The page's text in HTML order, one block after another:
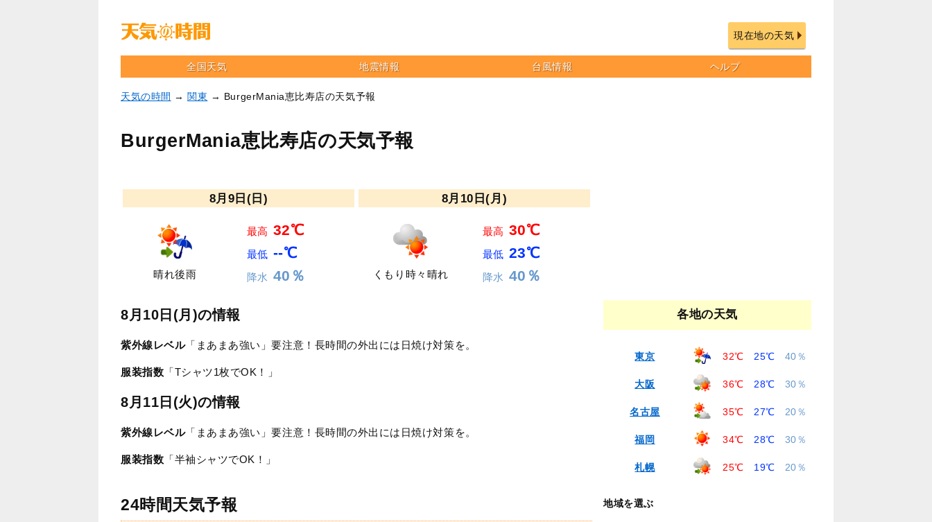
現在地の天気
全国天気 地震情報 台風情報 ヘルプ
天気の時間 → 関東 → BurgerMania恵比寿店の天気予報
BurgerMania恵比寿店の天気予報
8月9日(日)
晴れ後雨
最高 32℃
最低 --℃
降水 40％
8月10日(月)
くもり時々晴れ
最高 30℃
最低 23℃
降水 40％
8月10日(月)の情報
紫外線レベル「まあまあ強い」要注意！長時間の外出には日焼け対策を。
服装指数 「Tシャツ1枚でOK！」
8月11日(火)の情報
紫外線レベル「まあまあ強い」要注意！長時間の外出には日焼け対策を。
服装指数 「半袖シャツでOK！」
24時間天気予報
各地の天気
東京 32℃ 25℃ 40％
大阪 36℃ 28℃ 30％
名古屋 35℃ 27℃ 20％
福岡 34℃ 28℃ 30％
札幌 25℃ 19℃ 20％
地域を選ぶ